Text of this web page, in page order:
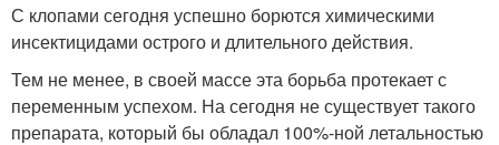
С клопами сегодня успешно борются химическими
инсектицидами острого и длительного действия.
Тем не менее, в своей массе эта борьба протекает с
переменным успехом. На сегодня не существует такого
препарата, который бы обладал 100%-ной летальностью